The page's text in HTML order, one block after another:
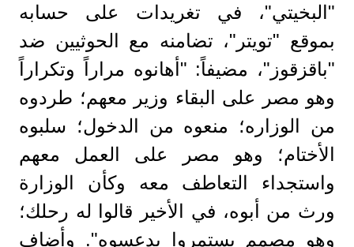
"البخيتي"، في تغريدات على حسابه
بموقع "تويتر"، تضامنه مع الحوثيين ضد
"باقزقوز"، مضيفاً: "أهانوه مراراً وتكراراً
وهو مصر على البقاء وزير معهم؛ طردوه
من الوزاره؛ منعوه من الدخول؛ سلبوه
الأختام؛ وهو مصر على العمل معهم
واستجداء التعاطف معه وكأن الوزارة
ورث من أبوه، في الأخير قالوا له رحلك؛
وهو مصمم يستمروا يدعسوه". ‏وأضاف